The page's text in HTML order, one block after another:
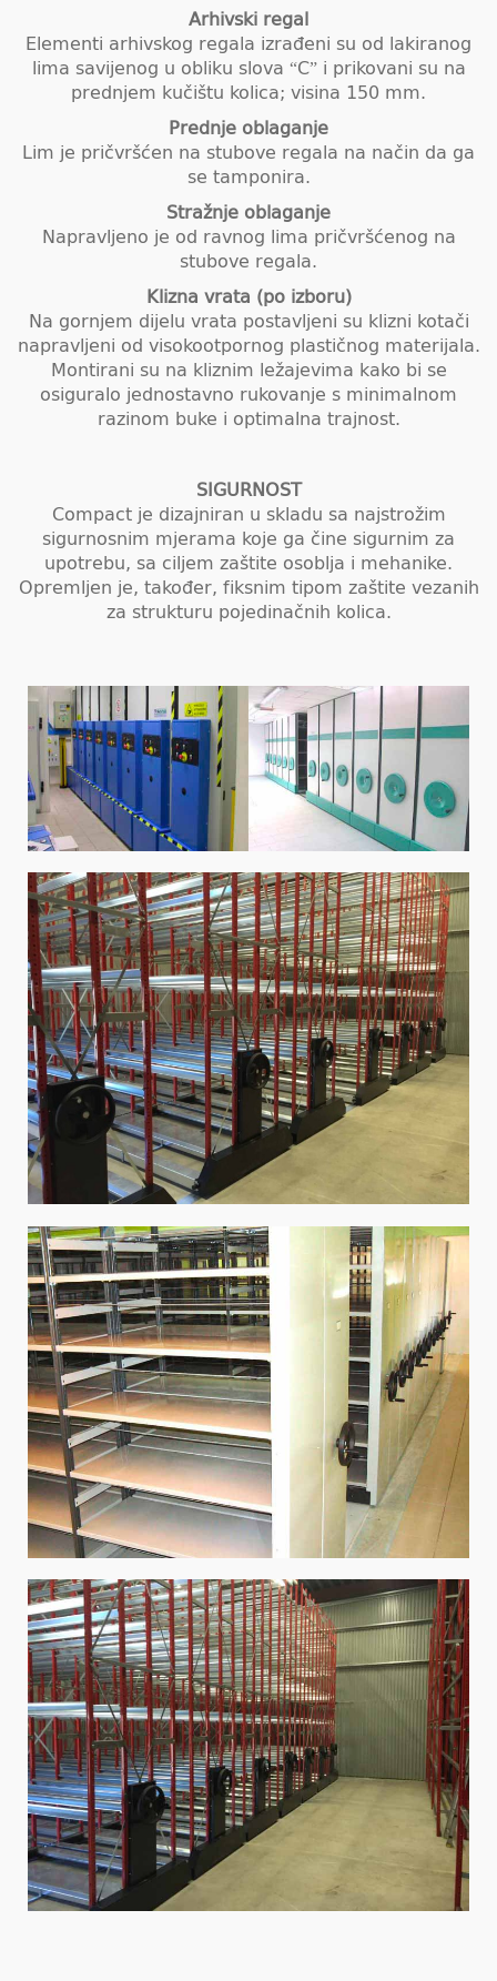
Arhivski regal
Elementi arhivskog regala izrađeni su od lakiranog
lima savijenog u obliku slova “C” i prikovani su na
prednjem kučištu kolica; visina 150 mm.
Prednje oblaganje
Lim je pričvršćen na stubove regala na način da ga
se tamponira.
Stražnje oblaganje
Napravljeno je od ravnog lima pričvršćenog na
stubove regala.
Klizna vrata (po izboru)
Na gornjem dijelu vrata postavljeni su klizni kotači
napravljeni od visokootpornog plastičnog materijala.
Montirani su na kliznim ležajevima kako bi se
osiguralo jednostavno rukovanje s minimalnom
razinom buke i optimalna trajnost.
SIGURNOST
Compact je dizajniran u skladu sa najstrožim
sigurnosnim mjerama koje ga čine sigurnim za
upotrebu, sa ciljem zaštite osoblja i mehanike.
Opremljen je, također, fiksnim tipom zaštite vezanih
za strukturu pojedinačnih kolica.